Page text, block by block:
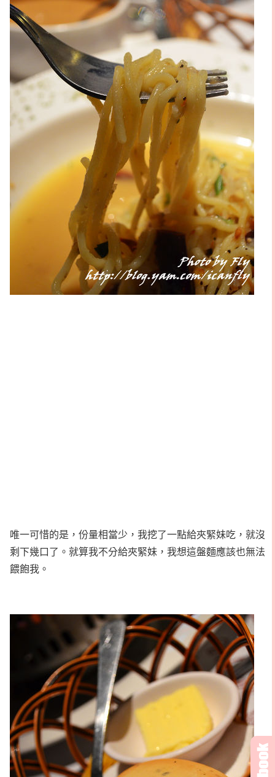
唯一可惜的是，份量相當少，我挖了一點給夾緊妹吃，就沒
剩下幾口了。就算我不分給夾緊妹，我想這盤麵應該也無法
餵飽我。